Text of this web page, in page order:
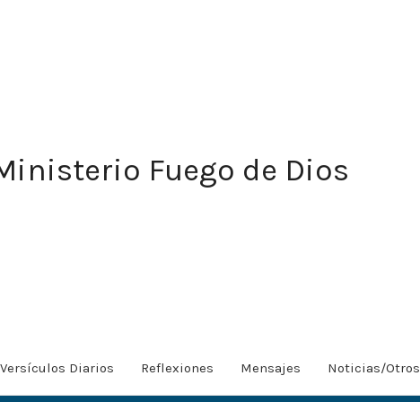
Fuego de Dios
Versículos Diarios Reflexiones Mensajes Noticias/Otros